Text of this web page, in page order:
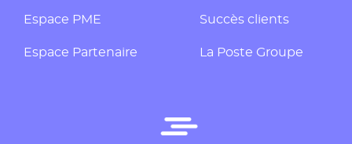
Espace PME
Espace Partenaire
Succès clients
La Poste Groupe